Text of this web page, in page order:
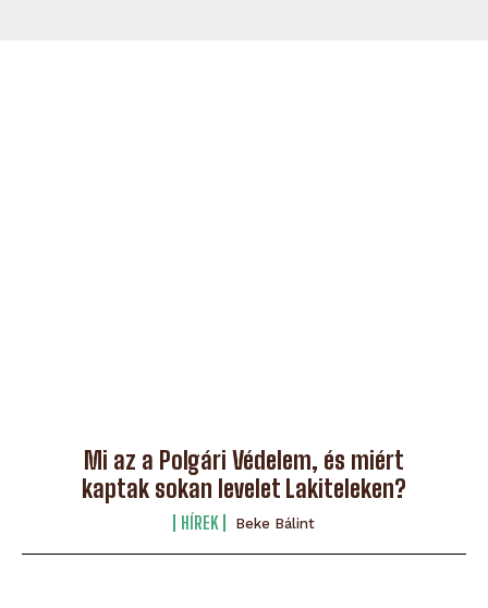
Mi az a Polgári Védelem, és miért
kaptak sokan levelet Lakiteleken?
HÍREK Beke Bálint